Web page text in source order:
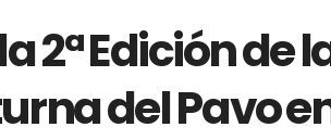
2ª Edición de
del Pavo